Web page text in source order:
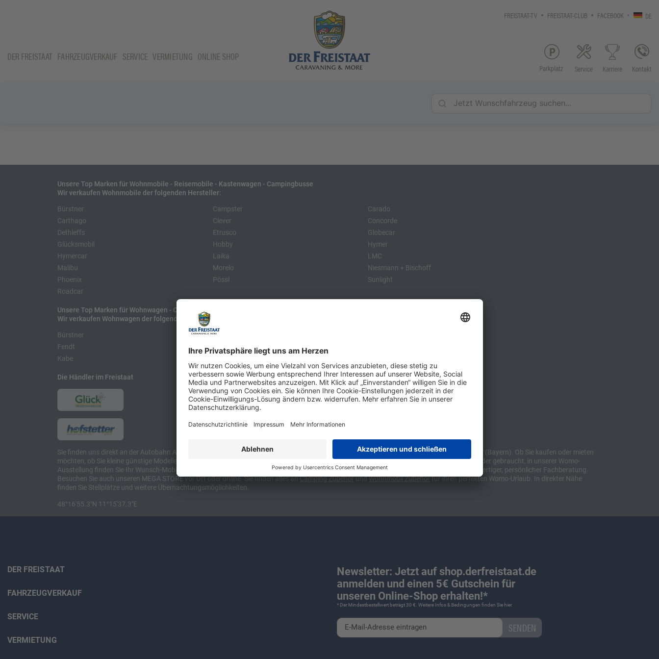
FREISTAAT-TV FREISTAAT-CLUB FACEBOOK DE
DER FREISTAAT FAHRZEUGVERKAUF SERVICE VERMIETUNG ONLINE SHOP
Parkplatz Service Karriere Kontakt
Unsere Top Marken für Wohnmobile - Reisemobile - Kastenwagen - Campingbusse
Wir verkaufen Wohnmobile der folgenden Hersteller:
Bürstner
Carthago
Dethleffs
Glücksmobil
Hymercar
Malibu
Phoenix
Roadcar
Campster
Clever
Etrusco
Hobby
Laika
Morelo
Pössl
Carado
Concorde
Globecar
Hymer
LMC
Niesmann + Bischoff
Sunlight
Unsere Top Marken für Wohnwagen - Caravans
Wir verkaufen Wohnwagen der folgenden Hersteller:
Bürstner
Fendt
Kabe
Hobby
LMC
Die Händler im Freistaat
Sie finden uns direkt an der Autobahn A8 zwischen München und Stuttgart, 10 Minuten vor der Stadtgrenze Münchens, Ausfahrt "Sulzemoos" (Bayern). Ob Sie kaufen oder mieten
möchten, ob Sie kleine günstige Modelle suchen, etwa kompakte Camper Vans, oder den puren Luxus. Ob Caravan oder Wohnmobil, ob neu oder gebraucht, in unserer Womo-
Ausstellung finden Sie Ihr Wunsch-Mobil und alles für Camping und Caravaning! Wohnmobilverkauf und Wohnwagenverkauf inklusive hochwertiger, persönlicher Fachberatung.
Besuchen Sie auch unseren MEGA STORE vor Ort oder online. Sie finden alles anCampingZubehörundWohnmobil Zubehörfür ihren perfekten Womo-Urlaub. In direkter Nähe
finden Sie Stellplätze und weitere Übernachtungsmöglichkeiten.
48°16'55.3"N 11°15'37.3"E
DER FREISTAAT
FAHRZEUGVERKAUF
SERVICE
VERMIETUNG
Newsletter: Jetzt auf shop.derfreistaat.de
anmelden und einen 5€ Gutschein für
unseren Online-Shop erhalten!*
* Der Mindestbestellwert beträgt 30 €. Weitere Infos & Bedingungen finden Sie hier.